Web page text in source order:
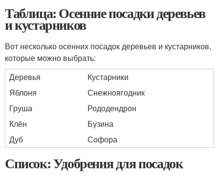
Таблица: Осенние посадки деревьев
и кустарников
Вот несколько осенних посадок деревьев и кустарников,
которые можно выбрать:
Деревья
Кустарники
Яблоня
Снежноягодник
Груша
Рододендрон
Клён
Бузина
Дуб
Софора
Список: Удобрения для посадок